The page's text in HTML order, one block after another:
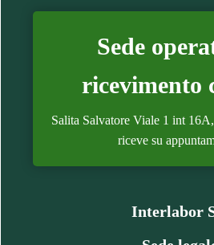
Sede
ricevimento
Salita Salvatore Viale 1 int
riceve su
Interlabor